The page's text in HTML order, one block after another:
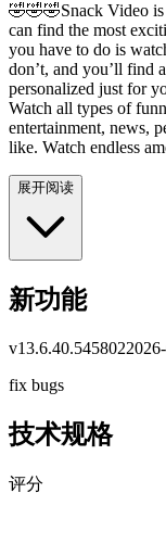
🤣🤣🤣Snack Video
can find the most
you have to do is
don’t, and you’ll find
personalized just for
Watch all types of
entertainment, news,
like. Watch endless
展开阅读
新功能
v13.6.40.545802
fix bugs
技术规格
评分